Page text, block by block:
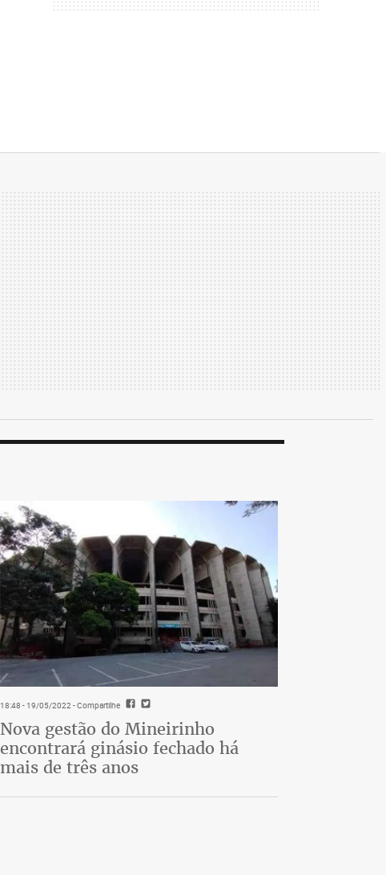
18:48 - 19/05/2022- Compartilhe
Nova gestão do Mineirinho
encontrará ginásio fechado há
mais de três anos